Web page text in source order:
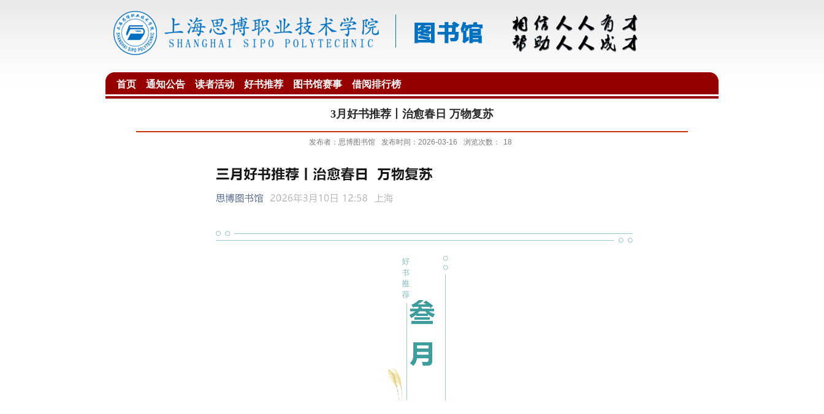
首页 通知公告 读者活动 好书推荐 图书馆赛事 借阅排行榜
3月好书推荐丨治愈春日 万物复苏
发布者：思博图书馆 发布时间：2026-03-16 浏览次数： 18